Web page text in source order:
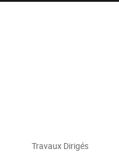
Travaux Dirigés